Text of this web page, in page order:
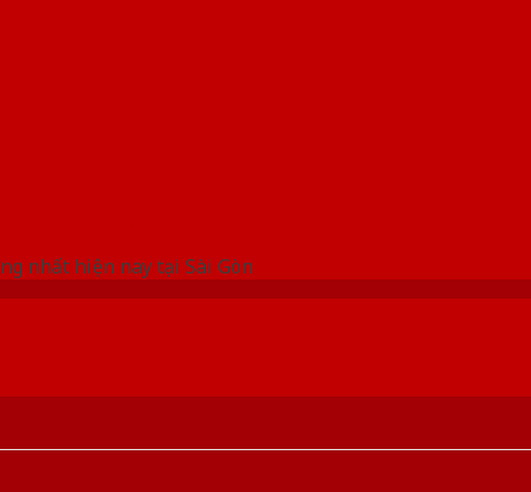
nhất hiện nay tại Sài Gòn